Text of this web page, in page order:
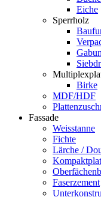
Eiche
Sperrholz
Birke
MDF/HDF
Fassade
Weisstanne
Fichte
Lärche /
Faserzement